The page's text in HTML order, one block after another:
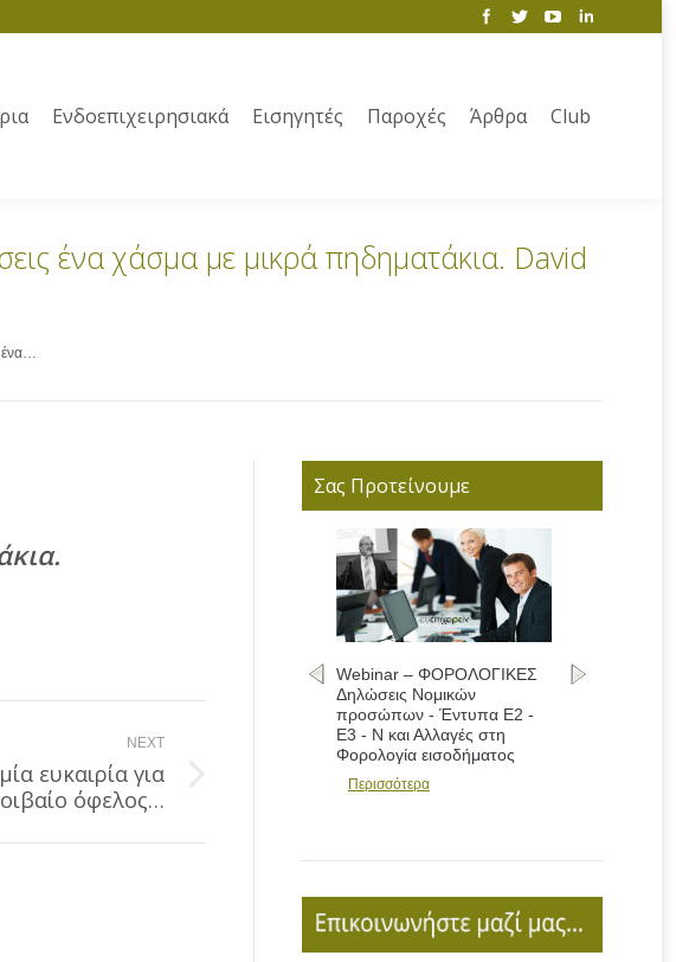
Ενδοεπιχειρησιακά Εισηγητές Παροχές Άρθρα Club
ένα χάσμα με μικρά πηδηματάκια. David
ένα…
NEXT
ευκαιρία για
όφελος…
Σας Προτείνουμε
Webinar – ΦΟΡΟΛΟΓΙΚΕΣ
Δηλώσεις Νομικών
προσώπων - Έντυπα Ε2 -
Ε3 - Ν και Αλλαγές στη
Φορολογία εισοδήματος
Περισσότερα